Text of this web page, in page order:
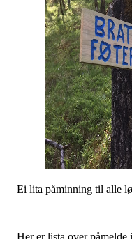
Ei lita påminning til alle